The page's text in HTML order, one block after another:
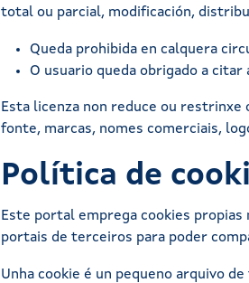
total ou parcial, modificación,
Queda prohibida en calquera
O usuario queda obrigado a
Esta licenza non reduce ou
fonte, marcas, nomes comerciais,
Política de
Este portal emprega cookies
portais de terceiros para poder
Unha cookie é un pequeno arquivo